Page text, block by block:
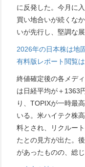
に反発した。今月に
買い地合いが続くな
いが先行し、堅調な展
2026年の日本株は地
有料版レポート閲覧
終値確定後の各メデ
は日経平均が＋1363
り、TOPIXが一時最
いる。米ハイテク株
料とされ、リクルー
たとの見方が出た。
があったものの、総